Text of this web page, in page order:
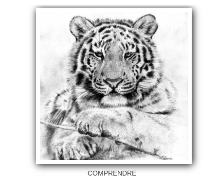
COMPRENDRE